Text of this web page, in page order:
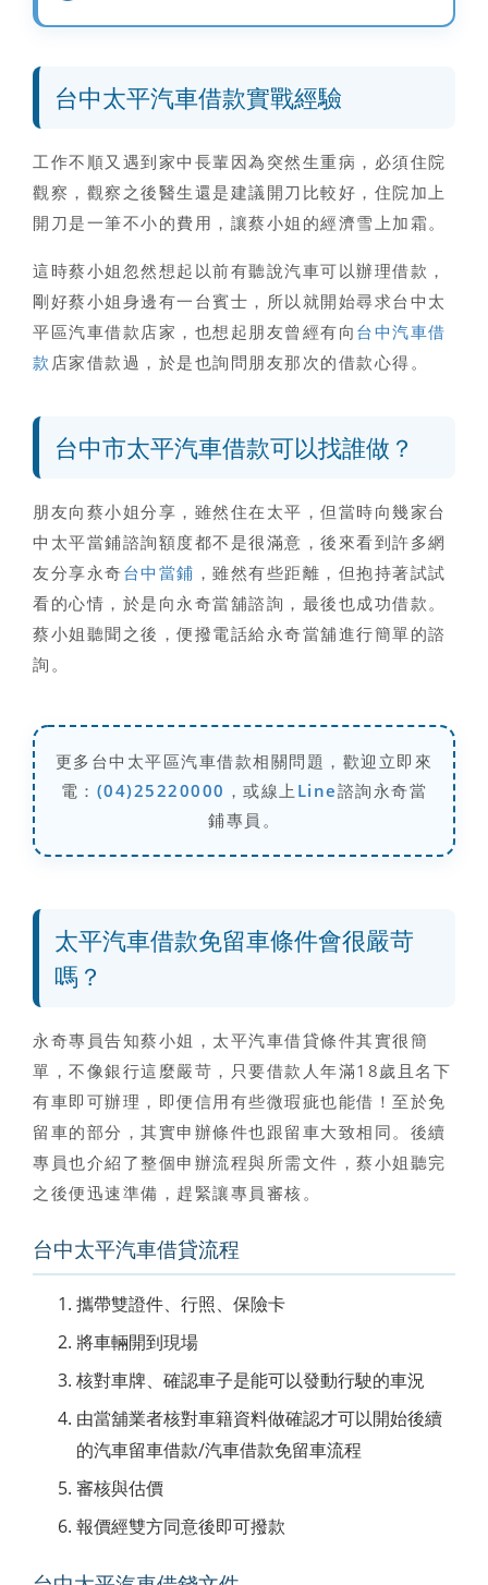
台中太平汽車借款實戰經驗
工作不順又遇到家中長輩因為突然生重病，必須住院
觀察，觀察之後醫生還是建議開刀比較好，住院加上
開刀是一筆不小的費用，讓蔡小姐的經濟雪上加霜。
這時蔡小姐忽然想起以前有聽說汽車可以辦理借款，
剛好蔡小姐身邊有一台賓士，所以就開始尋求台中太
平區汽車借款 店家，也想起朋友曾經有向 台中汽車借
款 店家借款過，於是也詢問朋友那次的借款心得。
台中市太平汽車借款可以找誰做？
朋友向蔡小姐分享，雖然住在太平，但當時向幾家台
中太平當鋪諮詢額度都不是很滿意，後來看到許多網
友分享永奇台中當鋪 ，雖然有些距離，但抱持著試試
看的心情，於是向永奇當舖諮詢，最後也成功借款。
蔡小姐聽聞之後，便撥電話給永奇當舖進行簡單的諮
詢。
更多台中太平區汽車借款相關問題，歡迎立即來
電： (04)25220000 ，或線上 Line諮詢永奇當
鋪專員。
太平汽車借款免留車條件會很嚴苛
嗎？
永奇專員告知蔡小姐， 太平汽車借貸條件其實很簡
單，不像銀行這麼嚴苛，只要借款人年滿18歲且名下
有車即可辦理，即便信用有些微瑕疵也能借！至於免
留車的部分，其實申辦條件也跟留車大致相同。後續
專員也介紹了整個申辦流程與所需文件，蔡小姐聽完
之後便迅速準備，趕緊讓專員審核。
台中太平汽車借貸流程
攜帶雙證件、行照、保險卡
將車輛開到現場
核對車牌、確認車子是能可以發動行駛的車況
由當舖業者核對車籍資料做確認才可以開始後續
的汽車留車借款/汽車借款免留車流程
審核與估價
報價經雙方同意後即可撥款